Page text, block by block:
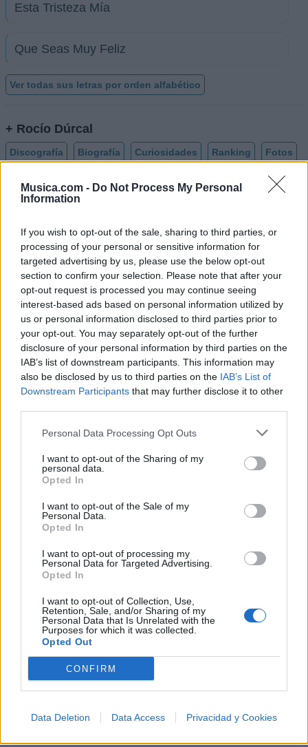
Musica.com - Do Not Process My Personal
Information
If you wish to opt-out of the sale, sharing to third parties, or
processing of your personal or sensitive information for
targeted advertising by us, please use the below opt-out
section to confirm your selection. Please note that after your
opt-out request is processed you may continue seeing
interest-based ads based on personal information utilized by
us or personal information disclosed to third parties prior to
your opt-out. You may separately opt-out of the further
disclosure of your personal information by third parties on the
IAB’s list of downstream participants. This information may
also be disclosed by us to third parties on the IAB’s List of
Downstream Participants that may further disclose it to other
Personal Data Processing Opt Outs
I want to opt-out of the Sharing of my
personal data.
Opted In
I want to opt-out of the Sale of my
Personal Data.
Opted In
I want to opt-out of processing my
Personal Data for Targeted Advertising.
Opted In
I want to opt-out of Collection, Use,
Retention, Sale, and/or Sharing of my
Personal Data that Is Unrelated with the
Purposes for which it was collected.
Opted Out
CONFIRM
Data Deletion Data Access Privacidad y Cookies
Esta Tristeza Mía
Que Seas Muy Feliz
Ver todas sus letras por orden alfabético
+ Rocío Dúrcal
Discografía Biografía Curiosidades Ranking Fotos
Biografía de Rocio Durcal
Rocío Dúrcal: La Reina de las Rancheras
Ranking de Rocio Durcal
Rocio Durcalestá en la posición79del ranking de
esta semana, su mejor puesto ha sido el5ºen
diciembre de 2021.